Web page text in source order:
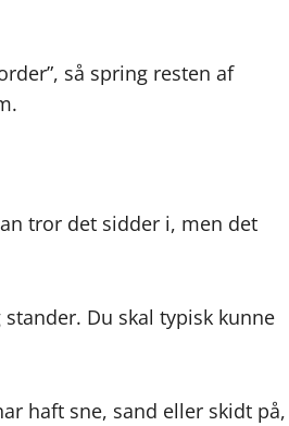
så spring resten af
tror det sidder i, men det
Du skal typisk kunne
haft sne, sand eller skidt på,